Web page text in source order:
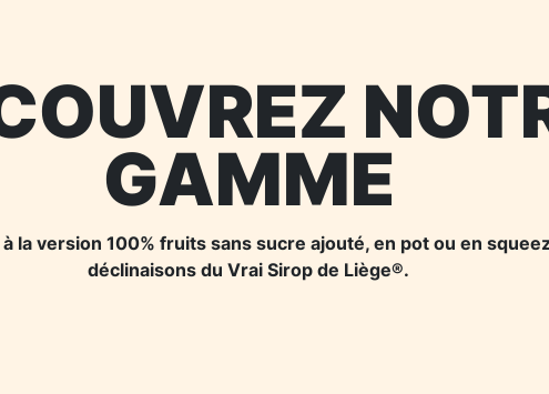
GAMME
la version 100% fruits sans sucre ajouté, en pot ou en
déclinaisons du Vrai Sirop de Liège®.